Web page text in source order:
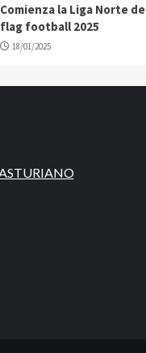
Comienza la Liga Norte de
flag football 2025
18/01/2025